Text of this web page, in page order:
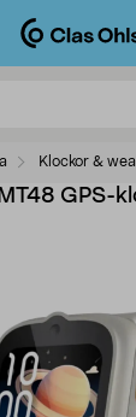
Klockor &
GPS-